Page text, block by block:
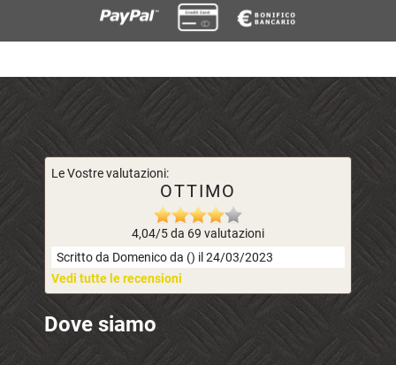
Le Vostre valutazioni:
OTTIMO
4,04/5 da 69 valutazioni
Scritto da Domenico da () il 24/03/2023
Vedi tutte le recensioni
Dove siamo